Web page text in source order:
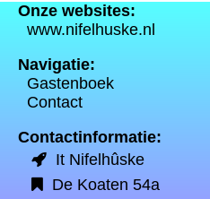
Onze websites:
www.nifelhuske.nl
Navigatie:
Gastenboek
Contact
Contactinformatie:
It Nifelhûske
De Koaten 54a